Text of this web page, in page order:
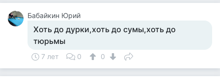
Бабайкин Юрий
Хоть до дурки,хоть до сумы,хоть до
тюрьмы
7 лет 0 0